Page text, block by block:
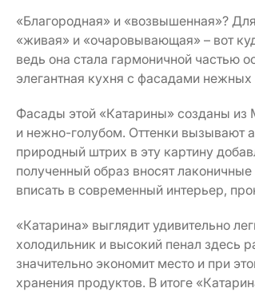
«Благородная» и «возвышенная»?
«живая» и «очаровывающая» – вот
ведь она стала гармоничной частью
элегантная кухня с фасадами
Фасады этой «Катарины» созданы
и нежно-голубом. Оттенки вызывают
природный штрих в эту картину
полученный образ вносят
вписать в современный интерьер,
«Катарина» выглядит удивительно
холодильник и высокий пенал здесь
значительно экономит место и при
хранения продуктов. В итоге